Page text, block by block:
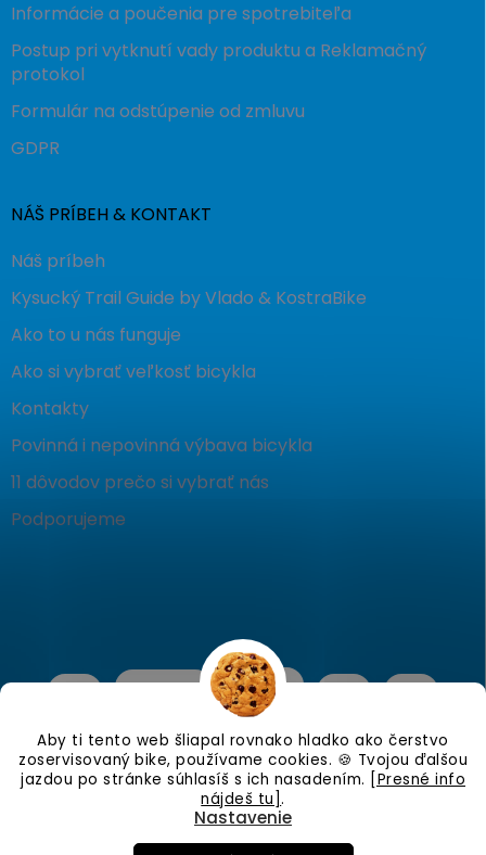
Aby ti tento web šliapal rovnako hladko ako čerstvo
zoservisovaný bike, používame cookies. 🍪 Tvojou ďalšou
jazdou po stránke súhlasíš s ich nasadením. [Presné info
nájdeš tu].
Nastavenie
Informácie a poučenia pre spotrebiteľa
Postup pri vytknutí vady produktu a Reklamačný
protokol
Formulár na odstúpenie od zmluvu
GDPR
NÁŠ PRÍBEH & KONTAKT
Náš príbeh
Kysucký Trail Guide by Vlado & KostraBike
Ako to u nás funguje
Ako si vybrať veľkosť bicykla
Kontakty
Povinná i nepovinná výbava bicykla
11 dôvodov prečo si vybrať nás
Podporujeme